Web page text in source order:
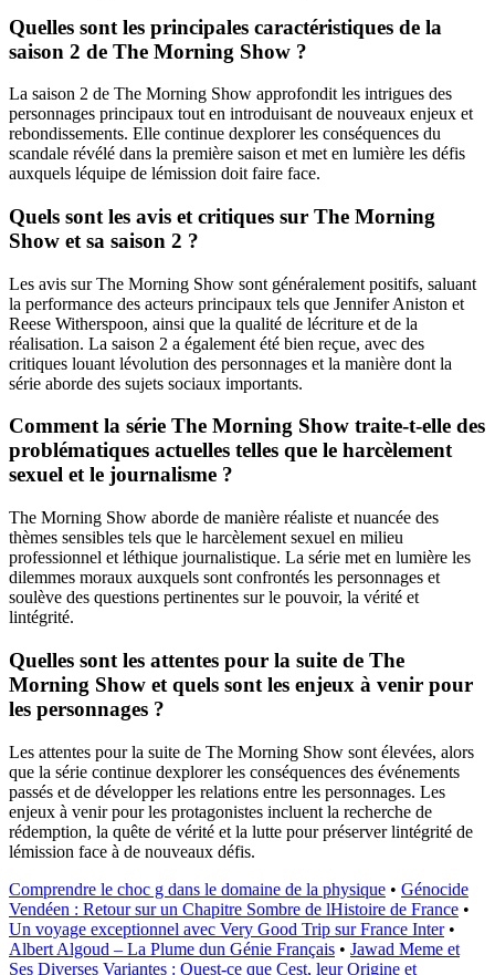
Quelles sont les principales caractéristiques de la
saison 2 de The Morning Show ?
La saison 2 de The Morning Show approfondit les intrigues des
personnages principaux tout en introduisant de nouveaux enjeux et
rebondissements. Elle continue dexplorer les conséquences du
scandale révélé dans la première saison et met en lumière les défis
auxquels léquipe de lémission doit faire face.
Quels sont les avis et critiques sur The Morning
Show et sa saison 2 ?
Les avis sur The Morning Show sont généralement positifs, saluant
la performance des acteurs principaux tels que Jennifer Aniston et
Reese Witherspoon, ainsi que la qualité de lécriture et de la
réalisation. La saison 2 a également été bien reçue, avec des
critiques louant lévolution des personnages et la manière dont la
série aborde des sujets sociaux importants.
Comment la série The Morning Show traite-t-elle des
problématiques actuelles telles que le harcèlement
sexuel et le journalisme ?
The Morning Show aborde de manière réaliste et nuancée des
thèmes sensibles tels que le harcèlement sexuel en milieu
professionnel et léthique journalistique. La série met en lumière les
dilemmes moraux auxquels sont confrontés les personnages et
soulève des questions pertinentes sur le pouvoir, la vérité et
lintégrité.
Quelles sont les attentes pour la suite de The
Morning Show et quels sont les enjeux à venir pour
les personnages ?
Les attentes pour la suite de The Morning Show sont élevées, alors
que la série continue dexplorer les conséquences des événements
passés et de développer les relations entre les personnages. Les
enjeux à venir pour les protagonistes incluent la recherche de
rédemption, la quête de vérité et la lutte pour préserver lintégrité de
lémission face à de nouveaux défis.
Comprendre le choc g dans le domaine de la physique • Génocide
Vendéen : Retour sur un Chapitre Sombre de lHistoire de France •
Un voyage exceptionnel avec Very Good Trip sur France Inter•
Albert Algoud – La Plume dun Génie Français • Jawad Meme et
Ses Diverses Variantes : Quest-ce que Cest, leur Origine et